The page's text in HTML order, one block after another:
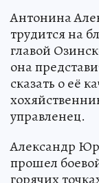
Антонина
трудится на
главой
она
сказать о её
управленец.
Александр
прошел
горячих